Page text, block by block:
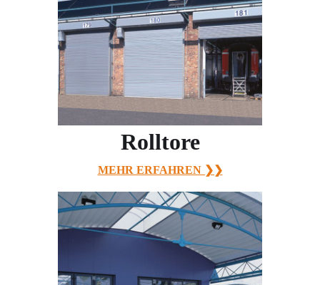
Rolltore
MEHR ERFAHREN ❯❯